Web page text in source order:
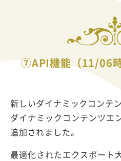
⑦API機能（11/06時
新しいダイナミックコンテ
ダイナミックコンテンツエ
追加されました。
最適化されたエクスポート